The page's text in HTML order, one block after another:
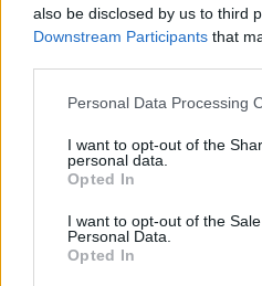
also be disclosed by us to third
Downstream Participants that
Please note that this website/
not limited to your visit or usage
grant or deny consent to
use your data for below
consent section.
Personal Data Processing
I want to opt-out of the
personal data.
Opted In
I want to opt-out of the
Personal Data.
Opted In
Jó étvágyat!
Fagyasztási idő: a
függően 1-2 óra
Egy kattintás, és nem